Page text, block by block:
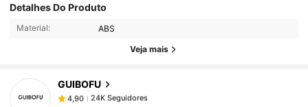
Detalhes Do Produto
Material: ABS
Veja mais
GUIBOFU
4,90
24K Seguidores
d***opago1 dia atrás